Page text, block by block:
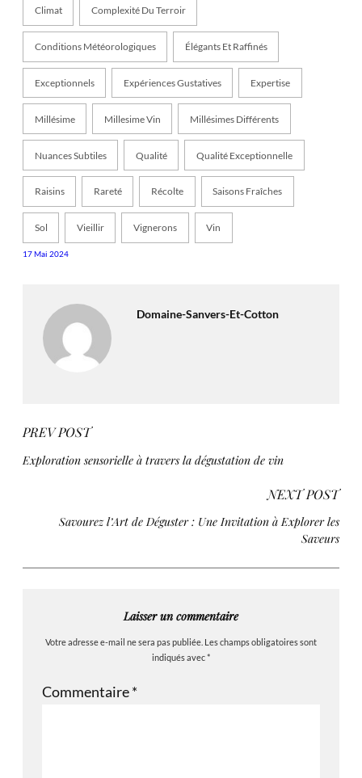
Climat Complexité Du Terroir
Conditions Météorologiques Élégants Et Raffinés
Exceptionnels Expériences Gustatives Expertise
Millésime Millesime Vin Millésimes Différents
Nuances Subtiles Qualité Qualité Exceptionnelle
Raisins Rareté Récolte Saisons Fraîches
Sol Vieillir Vignerons Vin
17 Mai 2024
Domaine-Sanvers-Et-Cotton
PREV POST
Exploration sensorielle à travers la dégustation de vin
NEXT POST
Savourez l’Art de Déguster : Une Invitation à Explorer les
Saveurs
Laisser un commentaire
Votre adresse e-mail ne sera pas publiée. Les champs obligatoires sont
indiqués avec*
Commentaire*